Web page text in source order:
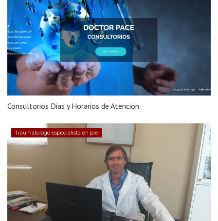
Consultorios Dias y Horarios de Atencion
Traumatologo especialista en pie